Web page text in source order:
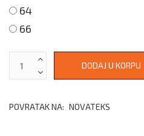
64
66
POVRATAK NA: NOVATEKS